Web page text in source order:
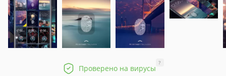
Проверено на вирусы
?